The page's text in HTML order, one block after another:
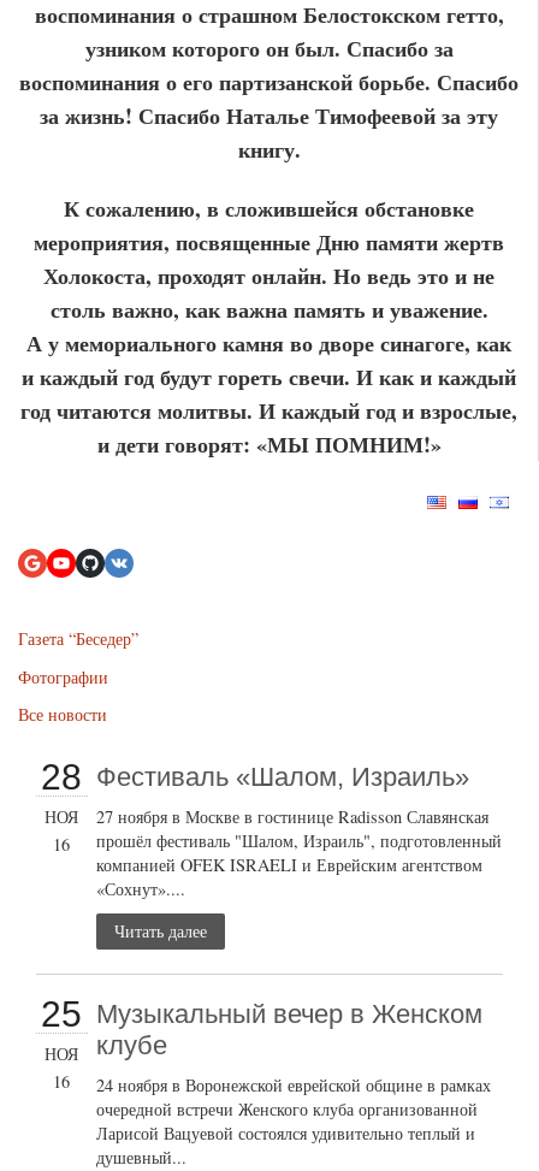
воспоминания о страшном Белостокском гетто,
узником которого он был. Спасибо за
воспоминания о его партизанской борьбе. Спасибо
за жизнь! Спасибо Наталье Тимофеевой за эту
книгу.
К сожалению, в сложившейся обстановке
мероприятия, посвященные Дню памяти жертв
Холокоста, проходят онлайн. Но ведь это и не
столь важно, как важна память и уважение.
А у мемориального камня во дворе синагоге, как
и каждый год будут гореть свечи. И как и каждый
год читаются молитвы. И каждый год и взрослые,
и дети говорят: «МЫ ПОМНИМ!»
Газета “Беседер”
Фотографии
Все новости
28
НОЯ
16
Фестиваль «Шалом, Израиль»
27 ноября в Москве в гостинице Radisson Славянская
прошёл фестиваль "Шалом, Израиль", подготовленный
компанией OFEK ISRAELI и Еврейским агентством
«Сохнут»....
Читать далее
25
НОЯ
16
Музыкальный вечер в Женском
клубе
24 ноября в Воронежской еврейской общине в рамках
очередной встречи Женского клуба организованной
Ларисой Вацуевой состоялся удивительно теплый и
душевный...